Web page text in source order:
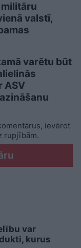
valstī,
varētu būt
ASV
ievērot
rupjībām.
var
kurus